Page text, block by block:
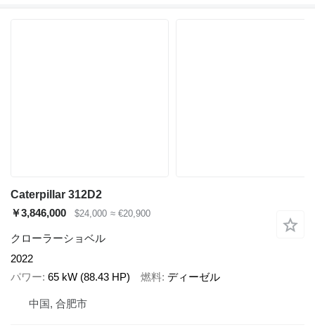
Caterpillar 312D2
￥3,846,000
$24,000 ≈ €20,900
クローラーショベル
2022
パワー 65 kW (88.43 HP) 燃料 ディーゼル
中国, 合肥市